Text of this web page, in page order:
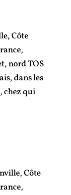
Côte
nord TOS
dans les
chez qui
Côte